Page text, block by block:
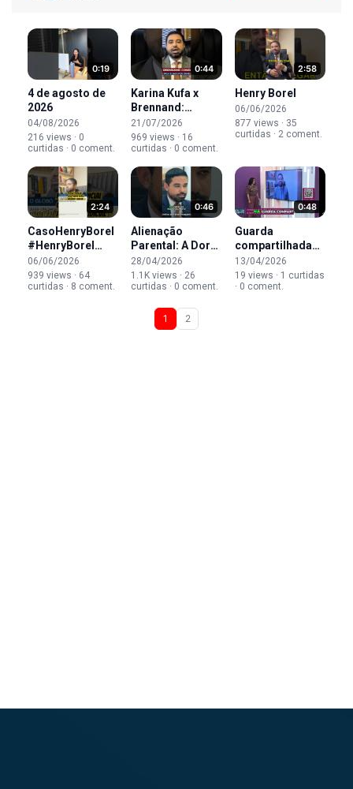
0:19
4 de agosto de
2026
04/08/2026
216 views · 0
curtidas · 0 coment.
0:44
Karina Kufa x
Brennand:
acordo de
guarda pode ser
revisto?
21/07/2026
969 views · 16
curtidas · 0 coment.
2:58
Henry Borel
06/06/2026
877 views · 35
curtidas · 2 coment.
2:24
CasoHenryBorel
#HenryBorel
#MoniqueMediaros
#Jairinho
#PerdaoJudicial
06/06/2026
939 views · 64
curtidas · 8 coment.
0:46
Alienação
Parental: A Dor
Invisível da
Criança #shorts
28/04/2026
1.1K views · 26
curtidas · 0 coment.
0:48
Guarda
compartilhada
exige decisões
conjuntas.
13/04/2026
19 views · 1 curtidas
· 0 coment.
1 2